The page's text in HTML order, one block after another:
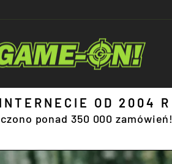
GameOn.eu
Pause
OD 2004 R
ponad 350 000 zamówień!